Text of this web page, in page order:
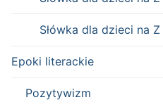
Słówka dla dzieci na Z
Epoki literackie
Pozytywizm